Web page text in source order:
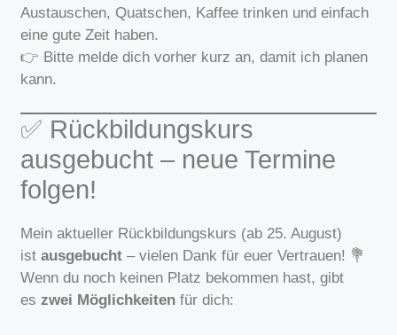
Austauschen, Quatschen, Kaffee trinken und einfach
eine gute Zeit haben.
👉 Bitte melde dich vorher kurz an, damit ich planen
kann.
✅ Rückbildungskurs
ausgebucht – neue Termine
folgen!
Mein aktueller Rückbildungskurs (ab 25. August)
istausgebucht – vielen Dank für euer Vertrauen! 💐
Wenn du noch keinen Platz bekommen hast, gibt
eszwei Möglichkeiten für dich: